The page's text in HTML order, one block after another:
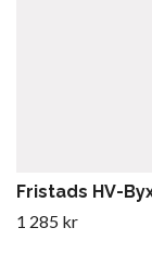
Fristads HV-
1 285 kr